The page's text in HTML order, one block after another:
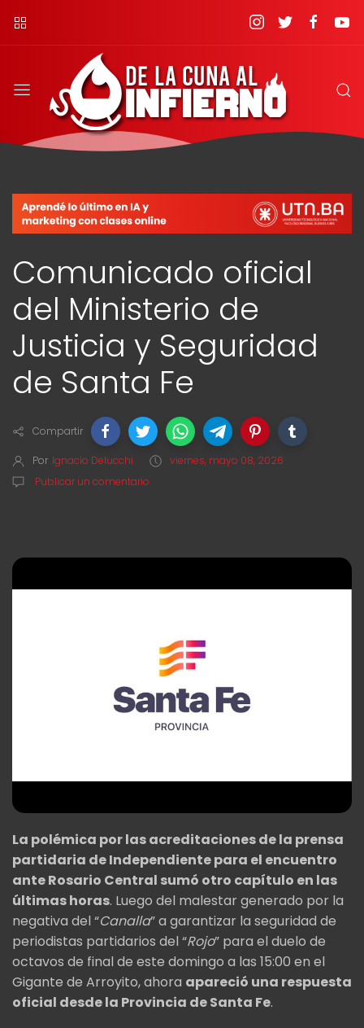
Comunicado oficial
del Ministerio de
Justicia y Seguridad
de Santa Fe
Compartir
Por Ignacio Delucchi
viernes, mayo 08, 2026
Publicar un comentario
La polémica por las acreditaciones de la prensa
partidaria de Independiente para el encuentro
ante Rosario Central sumó otro capítulo en las
últimas horas. Luego del malestar generado por la
negativa del “Canalla” a garantizar la seguridad de
periodistas partidarios del “Rojo” para el duelo de
octavos de final de este domingo a las 15:00 en el
Gigante de Arroyito, ahora apareció una respuesta
oficial desde la Provincia de Santa Fe.